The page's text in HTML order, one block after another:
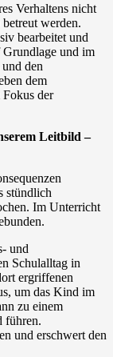
Verhaltens nicht
werden.
bearbeitet und
und im
den
dem
der
Leitbild –
stündlich
Im Unterricht
und
Schulalltag in
ergriffenen
um das Kind im
zu einem
führen.
und erschwert den